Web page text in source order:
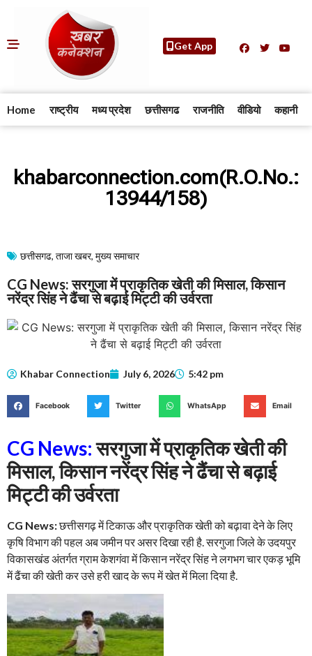
Get App
Home राष्ट्रीय मध्य प्रदेश छत्तीसगढ राजनीति वीडियो कहानी
khabarconnection.com(R.O.No.:
13944/158)
छत्तीसगढ, ताजा खबर, मुख्य समाचार​
CG News: सरगुजा में प्राकृतिक खेती की मिसाल, किसान
नरेंद्र सिंह ने ढैंचा से बढ़ाई मिट्टी की उर्वरता
Khabar Connection July 6, 2026 5:42 pm
Facebook Twitter WhatsApp Email
CG News:सरगुजा में प्राकृतिक खेती की
मिसाल, किसान नरेंद्र सिंह ने ढैंचा से बढ़ाई
मिट्टी की उर्वरता
CG News:छत्तीसगढ़ में टिकाऊ और प्राकृतिक खेती को बढ़ावा देने के लिए
कृषि विभाग की पहल अब जमीन पर असर दिखा रही है. सरगुजा जिले के उदयपुर
विकासखंड अंतर्गत ग्राम केशगंवा में किसान नरेंद्र सिंह ने लगभग चार एकड़ भूमि
में ढैंचा की खेती कर उसे हरी खाद के रूप में खेत में मिला दिया है.